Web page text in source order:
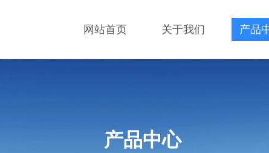
网站首页 关于我们 产品
产品中心